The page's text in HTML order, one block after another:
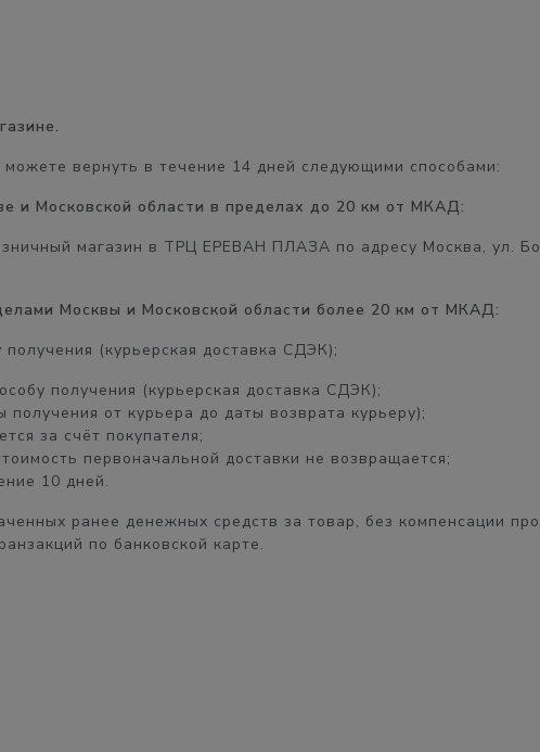
вернуть в течение 14 дней следующими способами:
и Московской области в пределах до 20 км от МКАД:
магазин в ТРЦ ЕРЕВАН ПЛАЗА по адресу Москва, ул.
Москвы и Московской области более 20 км от МКАД:
(курьерская доставка СДЭК);
получения (курьерская доставка СДЭК);
получения от курьера до даты возврата курьеру);
за счёт покупателя;
первоначальной доставки не возвращается;
10 дней.
ранее денежных средств за товар, без компенсации
по банковской карте.